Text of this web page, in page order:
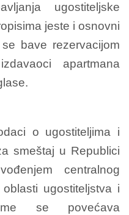
ugostiteljske
jeste i osnovni
bave rezervacijom
apartmana
o ugostiteljima i
smeštaj u Republici
centralnog
ugostiteljstva i
se povećava